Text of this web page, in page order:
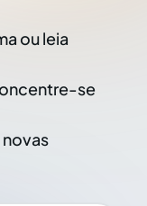
ou leia
se